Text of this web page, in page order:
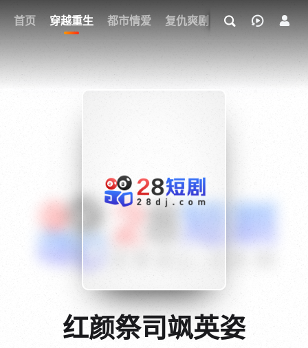
首页 穿越重生 都市情爱 复仇爽剧 玄幻武侠 奇幻
我的观影记录
{if condition="$obj.vod_points
gt 0"}
28短剧
红颜祭司飒英姿